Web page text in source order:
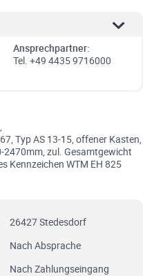
Ansprechpartner:
Tel. +49 4435 9716000
Typ AS 13-15, offener Kasten,
zul. Gesamtgewicht
Kennzeichen WTM EH 825
26427 Stedesdorf
Nach Absprache
Nach Zahlungseingang